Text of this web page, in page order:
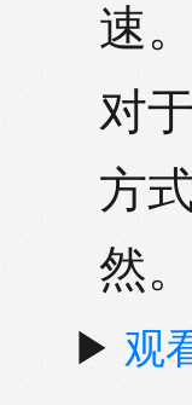
速。
对
方
然。
▶ 观